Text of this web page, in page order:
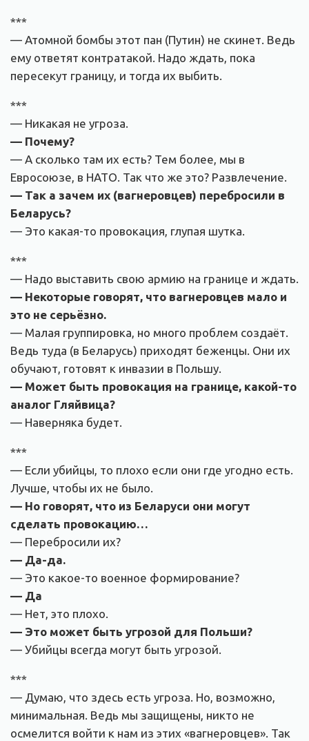
***
— Атомной бомбы этот пан (Путин) не скинет. Ведь
ему ответят контратакой. Надо ждать, пока
пересекут границу, и тогда их выбить.
***
— Никакая не угроза.
— Почему?
— А сколько там их есть? Тем более, мы в
Евросоюзе, в НАТО. Так что же это? Развлечение.
— Так а зачем их (вагнеровцев) перебросили в
Беларусь?
— Это какая-то провокация, глупая шутка.
***
— Надо выставить свою армию на границе и ждать.
— Некоторые говорят, что вагнеровцев мало и
это не серьёзно.
— Малая группировка, но много проблем создаёт.
Ведь туда (в Беларусь) приходят беженцы. Они их
обучают, готовят к инвазии в Польшу.
— Может быть провокация на границе, какой-то
аналог Гляйвица?
— Наверняка будет.
***
— Если убийцы, то плохо если они где угодно есть.
Лучше, чтобы их не было.
— Но говорят, что из Беларуси они могут
сделать провокацию…
— Перебросили их?
— Да-да.
— Это какое-то военное формирование?
— Да
— Нет, это плохо.
— Это может быть угрозой для Польши?
— Убийцы всегда могут быть угрозой.
***
— Думаю, что здесь есть угроза. Но, возможно,
минимальная. Ведь мы защищены, никто не
осмелится войти к нам из этих «вагнеровцев». Так